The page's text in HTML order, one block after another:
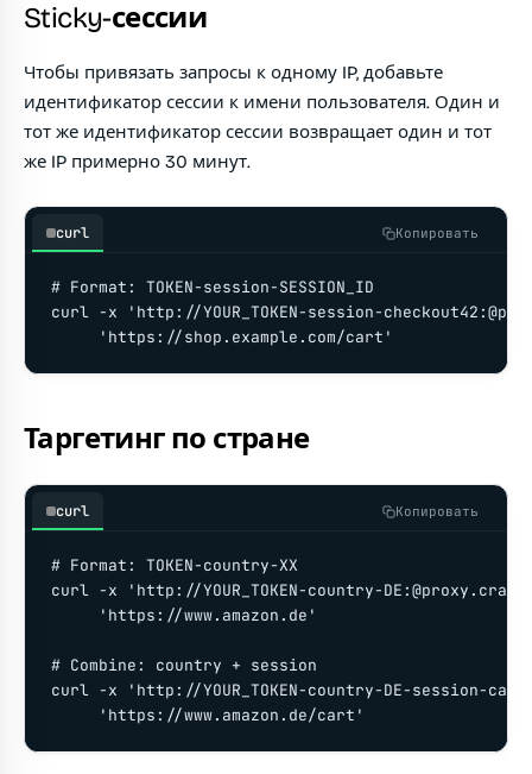
Sticky-сессии
Чтобы привязать запросы к одному IP, добавьте
идентификатор сессии к имени пользователя. Один и
тот же идентификатор сессии возвращает один и тот
же IP примерно 30 минут.
curl Копировать
# Format: TOKEN-session-SESSION_ID
curl -x 'http://YOUR_TOKEN-session-
     'https://shop.example.com/cart'
Таргетинг по стране
curl Копировать
# Format: TOKEN-country-XX
curl -x 'http://YOUR_TOKEN-country-
     'https://www.amazon.de'
# Combine: country + session
curl -x 'http://YOUR_TOKEN-country-DE-session-
     'https://www.amazon.de/cart'